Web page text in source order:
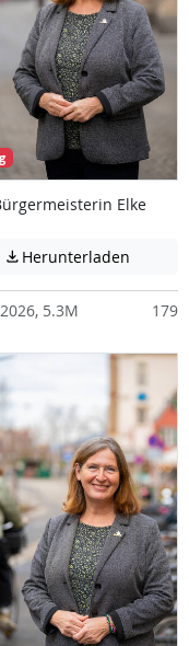
Datei enthält unter
Elke
 Herunterladen
5.3M 179